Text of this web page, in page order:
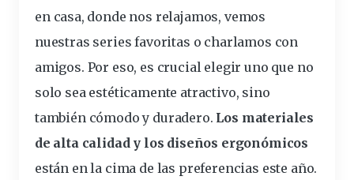
en casa, donde nos relajamos, vemos
nuestras series favoritas o charlamos con
amigos. Por eso, es crucialelegir uno que no
solo sea estéticamente atractivo, sino
también cómodo y duradero. Los materiales
de alta calidady los diseños ergonómicos
están en la cima de las preferencias este año.